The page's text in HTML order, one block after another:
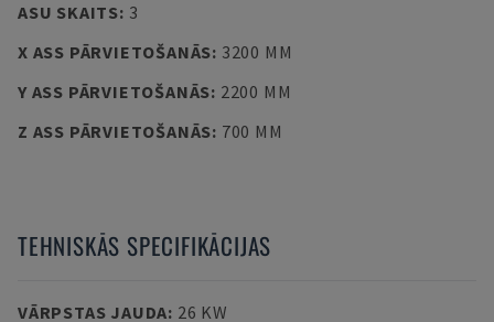
ASU SKAITS: 3
X ASS PĀRVIETOŠANĀS: 3200 MM
Y ASS PĀRVIETOŠANĀS: 2200 MM
Z ASS PĀRVIETOŠANĀS: 700 MM
TEHNISKĀS SPECIFIKĀCIJAS
VĀRPSTAS JAUDA: 26 KW